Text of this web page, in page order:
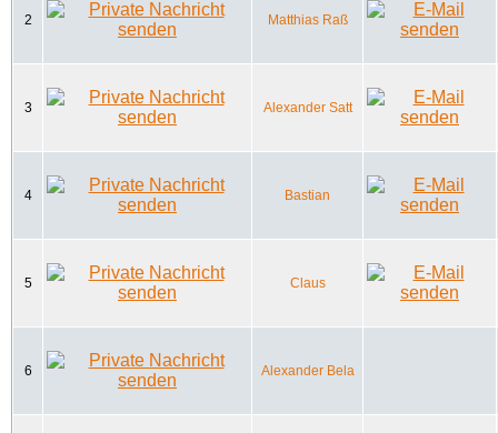
2 Matthias Raß
3 Alexander Satt
4 Bastian
5 Claus
6 Alexander Bela